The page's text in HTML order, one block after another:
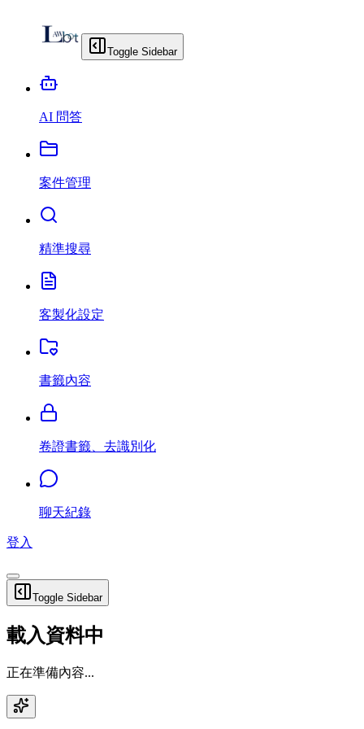
Toggle Sidebar
AI 問答
案件管理
精準搜尋
客製化設定
書籤內容
卷證書籤、去識別化
聊天紀錄
登入
Toggle Sidebar
載入資料中
正在準備內容...